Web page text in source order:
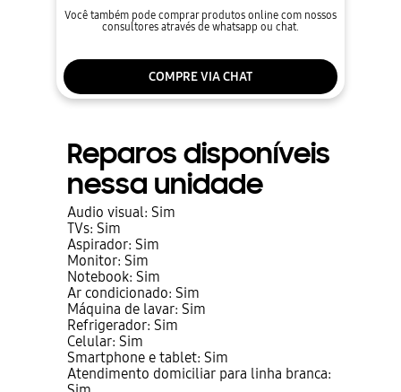
Você também pode comprar produtos online com nossos
consultores através de whatsapp ou chat.
COMPRE VIA CHAT
Reparos disponíveis
nessa unidade
Audio visual: Sim
TVs: Sim
Aspirador: Sim
Monitor: Sim
Notebook: Sim
Ar condicionado: Sim
Máquina de lavar: Sim
Refrigerador: Sim
Celular: Sim
Smartphone e tablet: Sim
Atendimento domiciliar para linha branca: